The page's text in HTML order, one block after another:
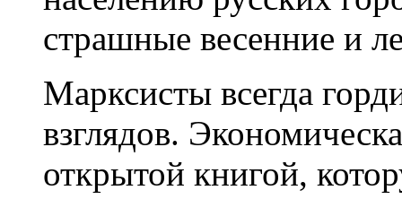
страшные весенние и
Марксисты всегда
взглядов.
открытой книгой,